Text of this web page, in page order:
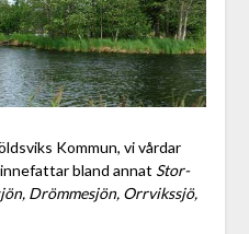
Kommun, vi vårdar
bland annat Stor-
Drömmesjön, Orrvikssjö,